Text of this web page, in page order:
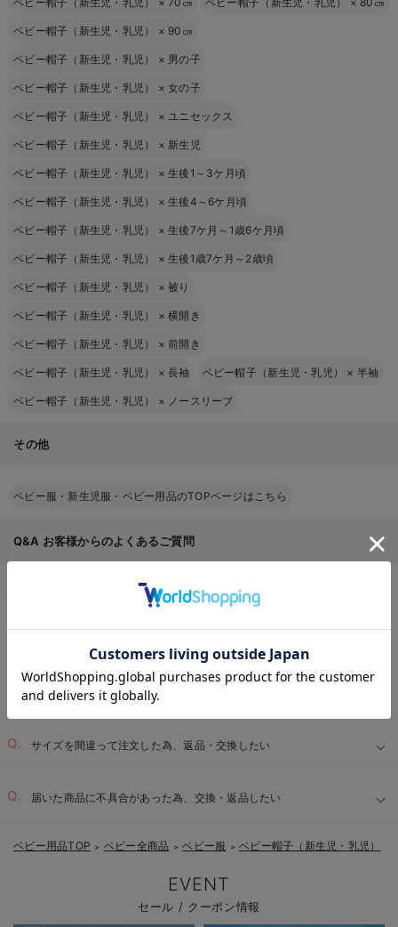
ベビー帽子（新生児・乳児） × 90㎝
ベビー帽子（新生児・乳児） × 男の子
ベビー帽子（新生児・乳児） ×女の子
ベビー帽子（新生児・乳児） ×ユニセックス
ベビー帽子（新生児・乳児） × 新生児
ベビー帽子（新生児・乳児） ×生後1～3ケ月頃
ベビー帽子（新生児・乳児） ×生後4～6ケ月頃
ベビー帽子（新生児・乳児） ×生後7ケ月～1歳6ケ月頃
ベビー帽子（新生児・乳児） ×生後1歳7ケ月～2歳頃
ベビー帽子（新生児・乳児） ×被り
ベビー帽子（新生児・乳児） ×横開き
ベビー帽子（新生児・乳児） ×前開き
ベビー帽子（新生児・乳児） ×長袖 ベビー帽子（新生児・乳児） × 半袖
ベビー帽子（新生児・乳児） × ノースリーブ
その他
ベビー服・新生児服・ベビー用品のTOPページはこちら
Q&A お客様からのよくあるご質問
返品交換について
返品条件はありますか？
サイズを間違って注文した為、返品・交換したい
届いた商品に不具合があった為、交換・返品したい
お気に入り商品を確認する
ベビー用品TOP ＞ ベビー全商品 ＞ ベビー服 ＞ ベビー帽子（新生児・乳児）
EVENT
セール / クーポン情報